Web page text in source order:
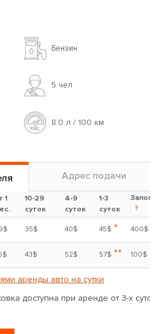
Бензин
5 чел
8.0 л / 100 км
Адрес подачи
1
10-29
суток
4-9
суток
1-3
суток
Залог
?
35$ 40$ 45$ * 400$
43$ 52$ 57$ ** 100$
аренды авто на сутки
доступна при аренде от 3-х суток